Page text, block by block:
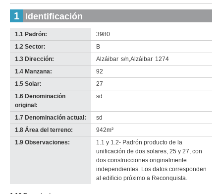
1 Identificación
1.1 Padrón:
3980
1.2 Sector:
B
1.3 Dirección:
Alzáibar s/n,Alzáibar 1274
1.4 Manzana:
92
1.5 Solar:
27
1.6 Denominación
original:
sd
1.7 Denominación actual:
sd
1.8 Área del terreno:
942m²
1.9 Observaciones:
1.1 y 1.2- Padrón producto de la
unificación de dos solares, 25 y 27, con
dos construcciones originalmente
independientes. Los datos corresponden
al edificio próximo a Reconquista.